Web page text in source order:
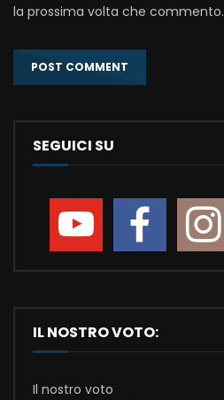
la prossima volta che commento.
SEGUICI SU
IL NOSTRO VOTO:
Il nostro voto